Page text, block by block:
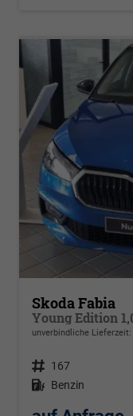
Skoda Fabia
Young Edition
unverbindliche Lieferzeit:
Fahrzeugnr. 167
Kraftstoff Benzin